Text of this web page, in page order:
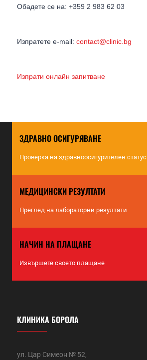
Обадете се на: +359 2 983 62 03
Изпратете e-mail: contact@clinic.bg
Изпрати онлайн запитване
ЗДРАВНО ОСИГУРЯВАНЕ
Проверка на здравноосигурителен статус
МЕДИЦИНСКИ РЕЗУЛТАТИ
Преглед на лабораторни резултати
НАЧИН НА ПЛАЩАНЕ
Извършете своето плащане
КЛИНИКА БОРОЛА
ул. Цар Симеон № 52,